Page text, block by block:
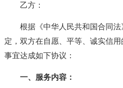
乙方：
根据《中华人民共和国合同
定，双方在自愿、平等、诚实信
事宜达成如下协议：
一、服务内容：